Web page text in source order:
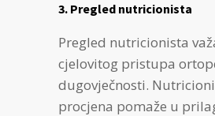
3. Pregled nutricionista
Pregled nutricionista
cjelovitog pristupa
dugovječnosti.
procjena pomaže u